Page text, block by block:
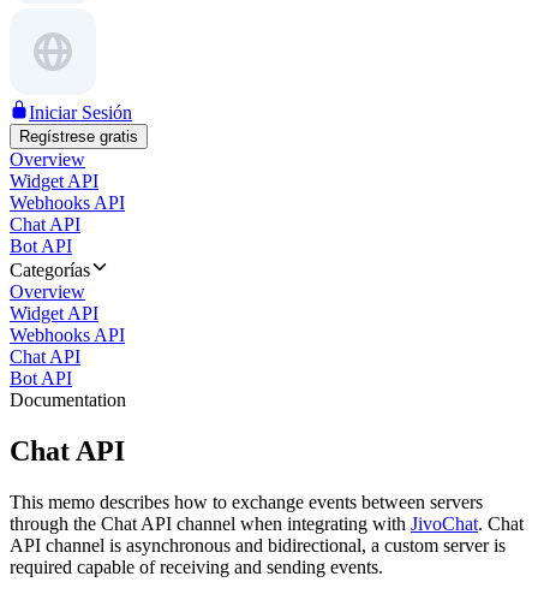
Iniciar Sesión
Regístrese gratis
Overview
Widget API
Webhooks API
Chat API
Bot API
Categorías
Overview
Widget API
Webhooks API
Chat API
Bot API
Documentation
Chat API
This memo describes how to exchange events between servers
through the Chat API channel when integrating with JivoChat. Chat
API channel is asynchronous and bidirectional, a custom server is
required capable of receiving and sending events.